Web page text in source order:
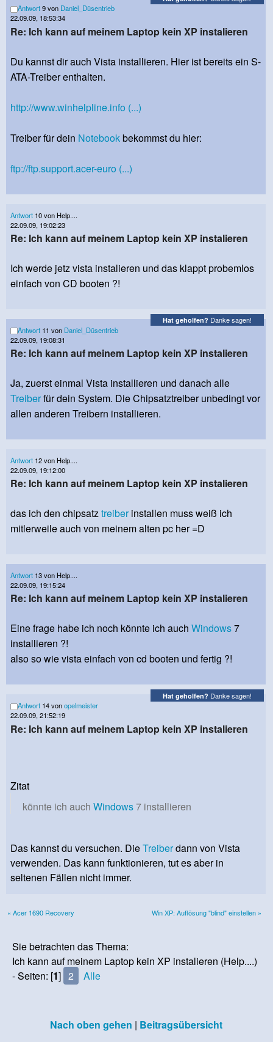
Antwort9 von Daniel_Düsentrieb
22.09.09, 18:53:34
Re: Ich kann auf meinem Laptop kein XP instalieren
Du kannst dir auch Vista installieren. Hier ist bereits ein S-
ATA-Treiber enthalten.
http://www.winhelpline.info (...)
Treiber für dein Notebookbekommst du hier:
ftp://ftp.support.acer-euro (...)
Antwort 10 von Help....
22.09.09, 19:02:23
Re: Ich kann auf meinem Laptop kein XP instalieren
Ich werde jetz vista instalieren und das klappt probemlos
einfach von CD booten ?!
Hat geholfen? Danke sagen!
Antwort 11 von Daniel_Düsentrieb
22.09.09, 19:08:31
Re: Ich kann auf meinem Laptop kein XP instalieren
Ja, zuerst einmal Vista installieren und danach alle
Treiberfür dein System. Die Chipsatztreiber unbedingt vor
allen anderen Treibern installieren.
Antwort 12 von Help....
22.09.09, 19:12:00
Re: Ich kann auf meinem Laptop kein XP instalieren
das ich den chipsatztreiberinstallen muss weiß ich
mitlerweile auch von meinem alten pc her =D
Antwort 13 von Help....
22.09.09, 19:15:24
Re: Ich kann auf meinem Laptop kein XP instalieren
Eine frage habe ich noch könnte ich auch Windows7
installieren ?!
also so wie vista einfach von cd booten und fertig ?!
Hat geholfen? Danke sagen!
Antwort 14 vonopelmeister
22.09.09, 21:52:19
Re: Ich kann auf meinem Laptop kein XP instalieren
Zitat
könnte ich auch Windows7 installieren
Das kannst du versuchen. DieTreiberdann von Vista
verwenden. Das kann funktionieren, tut es aber in
seltenen Fällen nicht immer.
« Acer 1690 Recovery Win XP: Auflösung "blind" einstellen »
Sie betrachten das Thema:
Ich kann auf meinem Laptop kein XP instalieren (Help....)
- Seiten: [1] 2 Alle
Nach oben gehen | Beitragsübersicht